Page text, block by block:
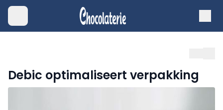
Debic optimaliseert verpakking